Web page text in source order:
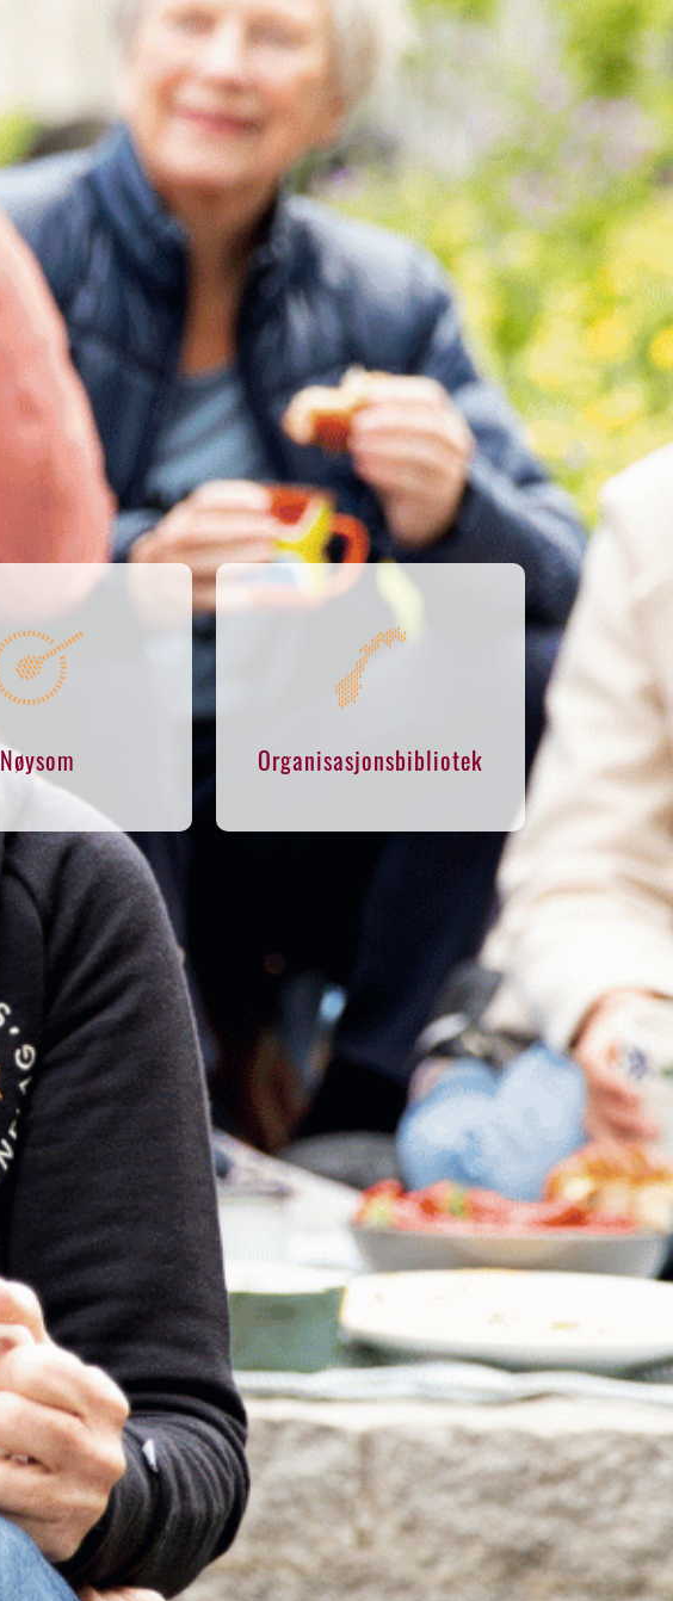
Nøysom Organisasjonsbibliotek